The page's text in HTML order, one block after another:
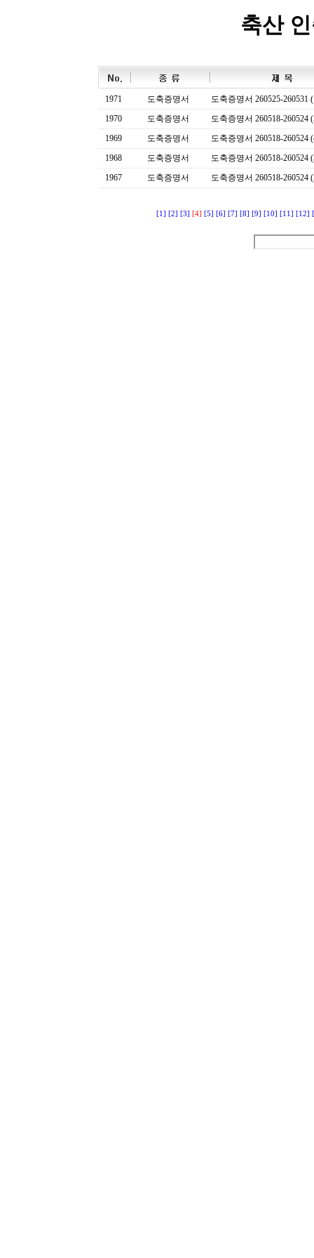
축산
1971 도축증명서
도축증명서 260525-260531
1970
도축증명서
도축증명서 260518-260524
1969
도축증명서
도축증명서 260518-260524
1968
도축증명서
도축증명서 260518-260524
1967
도축증명서 도축증명서 260518-260524
[1] [2] [3] [4] [5] [6] [7] [8] [9] [10] [11] [12]